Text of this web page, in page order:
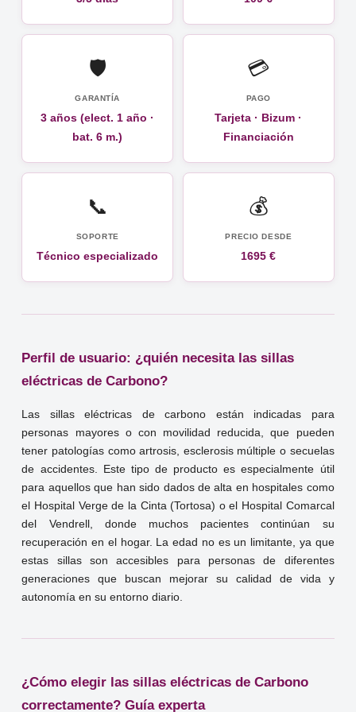
🛡️
GARANTÍA
3 años (elect. 1 año ·
bat. 6 m.)
💳
PAGO
Tarjeta · Bizum ·
Financiación
📞
SOPORTE
Técnico especializado
💰
PRECIO DESDE
1695 €
Perfil de usuario: ¿quién necesita las sillas
eléctricas de Carbono?
Las sillas eléctricas de carbono están indicadas para
personas mayores o con movilidad reducida, que pueden
tener patologías como artrosis, esclerosis múltiple o secuelas
de accidentes. Este tipo de producto es especialmente útil
para aquellos que han sido dados de alta en hospitales como
el Hospital Verge de la Cinta (Tortosa) o el Hospital Comarcal
del Vendrell, donde muchos pacientes continúan su
recuperación en el hogar. La edad no es un limitante, ya que
estas sillas son accesibles para personas de diferentes
generaciones que buscan mejorar su calidad de vida y
autonomía en su entorno diario.
¿Cómo elegir las sillas eléctricas de Carbono
correctamente? Guía experta